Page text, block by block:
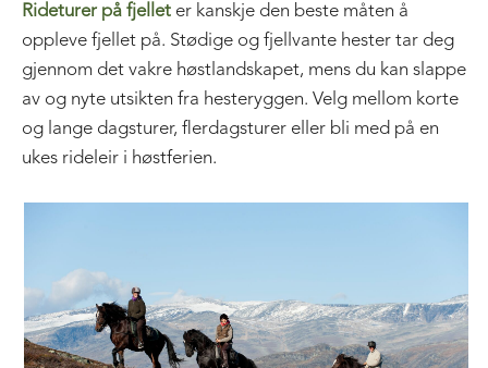
Rideturer på fjellet er kanskje den beste måten å
oppleve fjellet på. Stødige og fjellvante hester tar deg
gjennom det vakre høstlandskapet, mens du kan slappe
av og nyte utsikten fra hesteryggen. Velg mellom korte
og lange dagsturer, flerdagsturer eller bli med på en
ukes rideleir i høstferien.